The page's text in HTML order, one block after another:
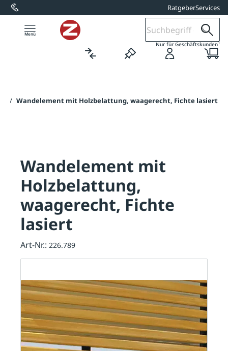
springen RatgeberServices
Nur für Geschäftskunden1
/ Wandelement mit Holzbelattung, waagerecht, Fichte lasiert
Wandelement mit
Holzbelattung,
waagerecht, Fichte
lasiert
Art-Nr.: 226.789